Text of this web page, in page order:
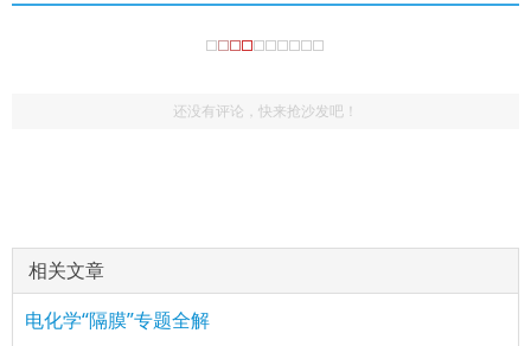
还没有评论，快来抢沙发吧！
相关文章
电化学“隔膜”专题全解